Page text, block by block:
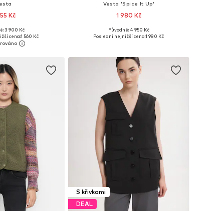
Kč
XS, S, M, L, XL
košíku
3 900 Kč
cena:1 560 Kč
Vesta 'Spice It Up'
1 980 Kč
Dostupné velikosti: XL, XXL, XXXL
Původně: 4 950 Kč
Poslední nejnižší cena:1 980 Kč
S křivkami
DEAL